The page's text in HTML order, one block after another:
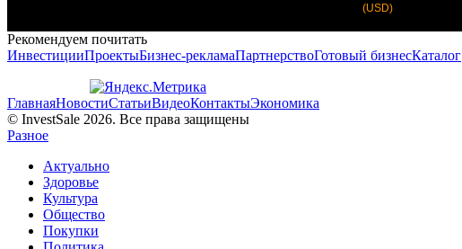
(USD)
Рекомендуем почитать
ИнвестицииПроектыБизнес-рекламаПартнерствоГотовый бизнесКаталог
ГлавнаяНовостиСтатьиВидеоКонтактыЭкономика
© InvestSale 2026. Все права защищены
Разное
Актуально
Здоровье
Культура
Общество
Покупки